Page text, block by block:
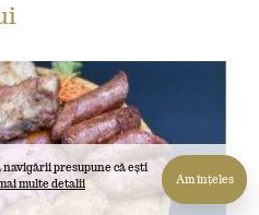
presupune că ești
multe detalii Am înțeles